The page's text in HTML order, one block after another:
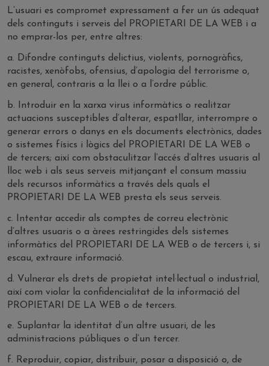
L’usuari es compromet expressament a fer un ús adequat
dels continguts i serveis del PROPIETARI DE LA WEB i a
no emprar-los per, entre altres:
a. Difondre continguts delictius, violents, pornogràfics,
racistes, xenòfobs, ofensius, d’apologia del terrorisme o,
en general, contraris a la llei o a l’ordre públic.
b. Introduir en la xarxa virus informàtics o realitzar
actuacions susceptibles d’alterar, espatllar, interrompre o
generar errors o danys en els documents electrònics, dades
o sistemes físics i lògics del PROPIETARI DE LA WEB o
de tercers; així com obstaculitzar l’accés d’altres usuaris al
lloc web i als seus serveis mitjançant el consum massiu
dels recursos informàtics a través dels quals el
PROPIETARI DE LA WEB presta els seus serveis.
c. Intentar accedir als comptes de correu electrònic
d’altres usuaris o a àrees restringides dels sistemes
informàtics del PROPIETARI DE LA WEB o de tercers i, si
escau, extraure informació.
d. Vulnerar els drets de propietat intel·lectual o industrial,
així com violar la confidencialitat de la informació del
PROPIETARI DE LA WEB o de tercers.
e. Suplantar la identitat d’un altre usuari, de les
administracions públiques o d’un tercer.
f. Reproduir, copiar, distribuir, posar a disposició o, de